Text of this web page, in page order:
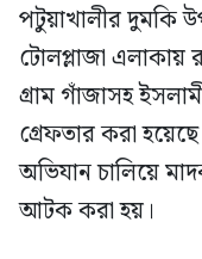
পটুয়াখালীর দুমকি
টোলপ্লাজা
গ্রাম গাঁজাসহ
গ্রেফতার করা
অভিযান চালিয়ে
আটক করা হয়।